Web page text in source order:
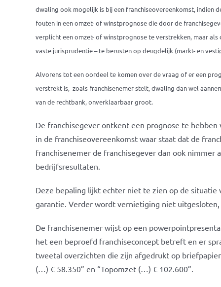
dwaling ook mogelijk is bij een franchiseovereenkomst, indien
fouten in een omzet- of winstprognose die door de
verplicht een omzet- of winstprognose te verstrekken, maar
vaste jurisprudentie – te berusten op deugdelijk (markt- en
Alvorens tot een oordeel te komen over de vraag of er een
verstrekt is, zoals franchisenemer stelt, dwaling dan wel
van de rechtbank, onverklaarbaar groot.
De franchisegever ontkent een prognose te
in de franchiseovereenkomst waar staat dat de
franchisenemer de franchisegever dan ook nimmer
bedrijfsresultaten.
Deze bepaling lijkt echter niet te zien op de situatie
garantie. Verder wordt vernietiging niet uitgesloten,
De franchisenemer wijst op een
het een beproefd franchiseconcept betreft en er
tweetal overzichten die zijn afgedrukt op
(…) € 58.350” en “Topomzet (…) € 102.600”.